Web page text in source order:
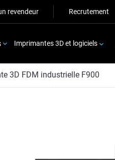
revendeur Recrutement
Imprimantes 3D et logiciels
3D FDM industrielle F900